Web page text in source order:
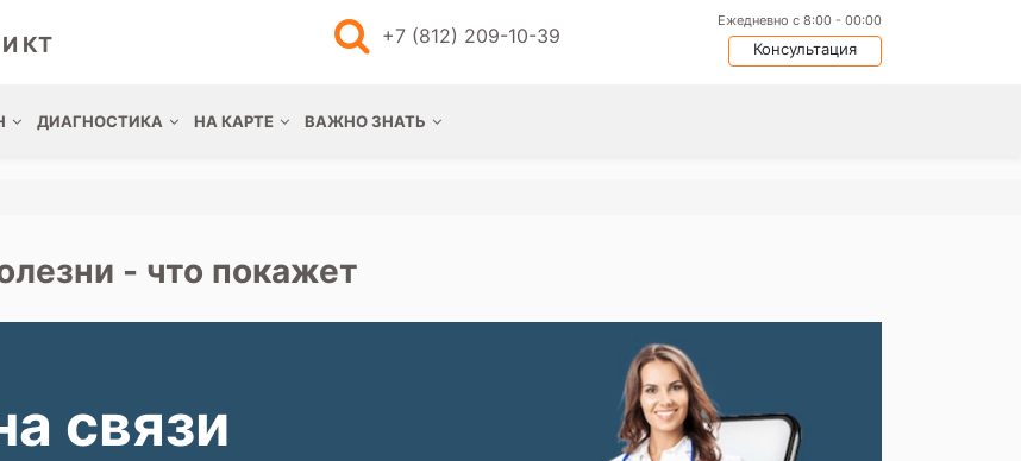
КТ +7 (812) 209-10-39
Ежедневно с 8:00 - 00:00
Консультация
ДИАГНОСТИКА НА КАРТЕ ВАЖНО ЗНАТЬ
- что покажет
связи